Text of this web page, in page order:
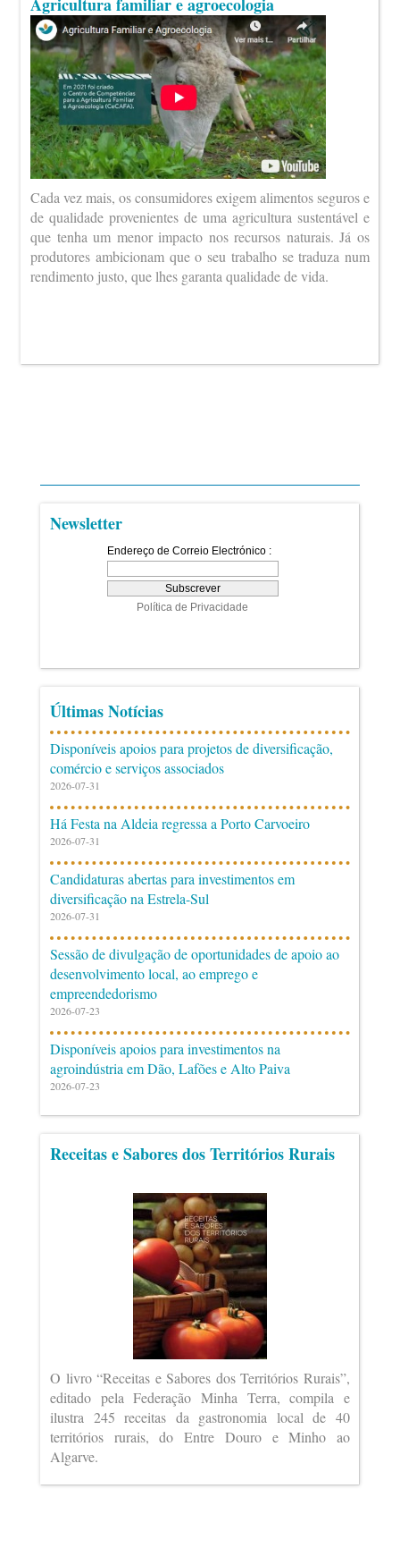
Cada vez mais, os consumidores exigem alimentos seguros e
de qualidade provenientes de uma agricultura sustentável e
que tenha um menor impacto nos recursos naturais. Já os
produtores ambicionam que o seu trabalho se traduza num
rendimento justo, que lhes garanta qualidade de vida.
Newsletter
Últimas Notícias
Disponíveis apoios para projetos de diversificação,
comércio e serviços associados
2026-07-31
Há Festa na Aldeia regressa a Porto Carvoeiro
2026-07-31
Candidaturas abertas para investimentos em
diversificação na Estrela-Sul
2026-07-31
Sessão de divulgação de oportunidades de apoio ao
desenvolvimento local, ao emprego e
empreendedorismo
2026-07-23
Disponíveis apoios para investimentos na
agroindústria em Dão, Lafões e Alto Paiva
2026-07-23
Receitas e Sabores dos Territórios Rurais
O livro “Receitas e Sabores dos Territórios Rurais”,
editado pela Federação Minha Terra, compila e
ilustra 245 receitas da gastronomia local de 40
territórios rurais, do Entre Douro e Minho ao
Algarve.